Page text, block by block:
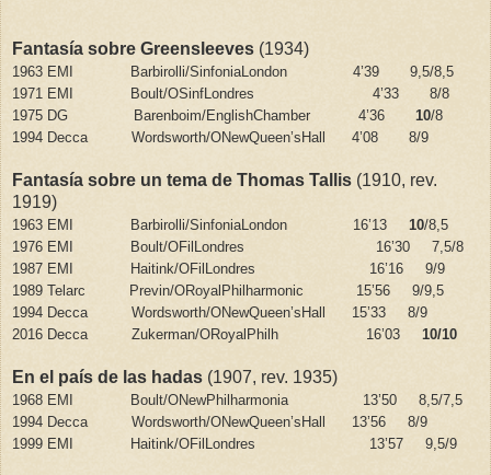
Fantasía sobre Greensleeves (1934)
1963 EMI Barbirolli/SinfoniaLondon 4’39
9,5/8,5
1971 EMI
Boult/OSinfLondres 4’33
8/8
1975 DG
Barenboim/EnglishChamber 4’36 10/8
1994 Decca
Wordsworth/ONewQueen’sHall 4’08 8/9
Fantasía sobre un tema de Thomas Tallis (1910, rev.
1919)
1963 EMI Barbirolli/SinfoniaLondon 16’13 10/8,5
1976 EMI
Boult/OFilLondres 16’30
7,5/8
1987 EMI
Haitink/OFilLondres 16’16
9/9
1989 Telarc
Previn/ORoyalPhilharmonic 15’56
9/9,5
1994 Decca
Wordsworth/ONewQueen’sHall 15’33
8/9
2016 Decca
Zukerman/ORoyalPhilh 16’03 10/10
En el país de las hadas (1907, rev. 1935)
1968 EMI Boult/ONewPhilharmonia 13’50
8,5/7,5
1994 Decca
Wordsworth/ONewQueen’sHall 13’56
8/9
1999 EMI
Haitink/OFilLondres 13’57 9,5/9